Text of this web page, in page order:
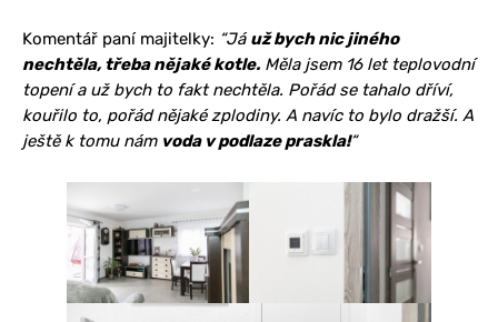
Komentář paní majitelky: “Já už bych nic jiného
nechtěla, třeba nějaké kotle. Měla jsem 16 let teplovodní
topení a už bych to fakt nechtěla. Pořád se tahalo dříví,
kouřilo to, pořád nějaké zplodiny. A navíc to bylo dražší. A
ještě k tomu nám voda v podlaze praskla!“